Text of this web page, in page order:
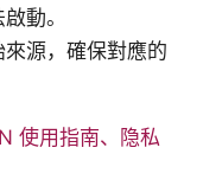
動。
源，確保對應的
使用指南、隐私